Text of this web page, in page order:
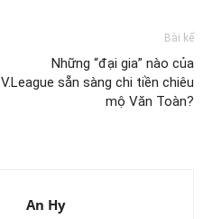
Bài kế
Những “đại gia” nào của
V.League sẵn sàng chi tiền chiêu
mộ Văn Toàn?
An Hy